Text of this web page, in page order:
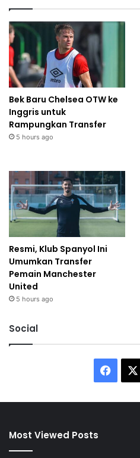
Bek Baru Chelsea OTW ke
Inggris untuk
Rampungkan Transfer
5 hours ago
Resmi, Klub Spanyol Ini
Umumkan Transfer
Pemain Manchester
United
5 hours ago
Social
Most Viewed Posts